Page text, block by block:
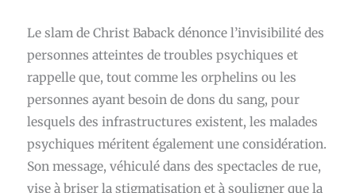
Le slam de Christ Baback dénonce l’invisibilité des
personnes atteintes de troubles psychiques et
rappelle que, tout comme les orphelins ou les
personnes ayant besoin de dons du sang, pour
lesquels des infrastructures existent, les malades
psychiques méritent également une considération.
Son message, véhiculé dans des spectacles de rue,
vise à briser la stigmatisation et à souligner que la